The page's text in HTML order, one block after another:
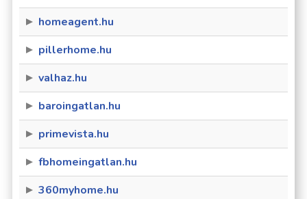
homeagent.hu
pillerhome.hu
valhaz.hu
baroingatlan.hu
primevista.hu
fbhomeingatlan.hu
360myhome.hu